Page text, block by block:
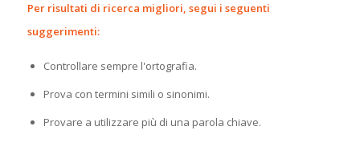
Per risultati di ricerca migliori, segui i seguenti
suggerimenti:
Controllare sempre l'ortografia.
Prova con termini simili o sinonimi.
Provare a utilizzare più di una parola chiave.